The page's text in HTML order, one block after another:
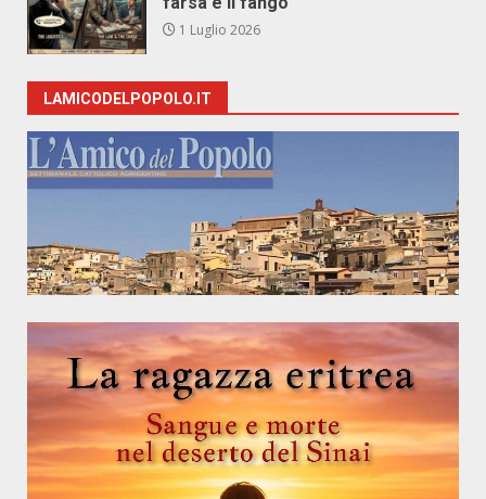
1 Luglio 2026
LAMICODELPOPOLO.IT